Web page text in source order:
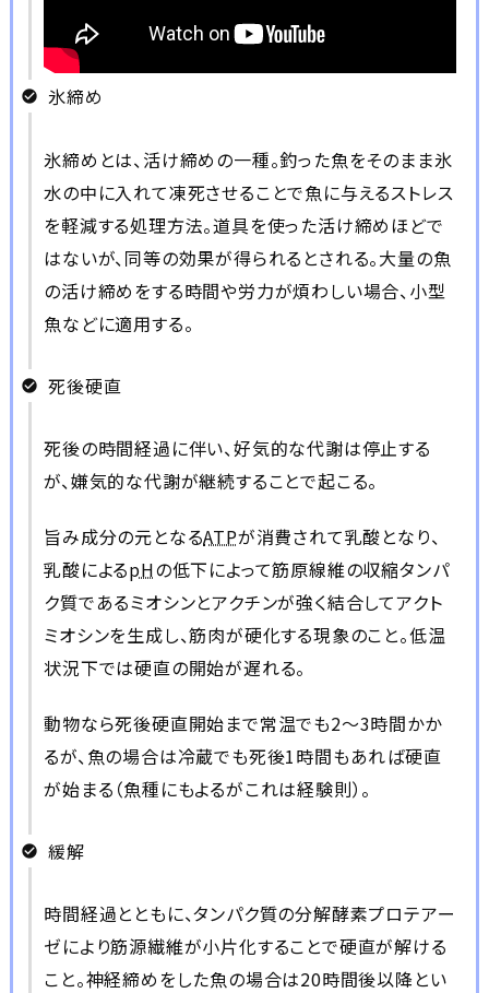
氷締め
氷締めとは、活け締めの一種。釣った魚をそのまま氷
水の中に入れて凍死させることで魚に与えるストレス
を軽減する処理方法。道具を使った活け締めほどで
はないが、同等の効果が得られるとされる。大量の魚
の活け締めをする時間や労力が煩わしい場合、小型
魚などに適用する。
死後硬直
死後の時間経過に伴い、好気的な代謝は停止する
が、嫌気的な代謝が継続することで起こる。
旨み成分の元となるATPが消費されて乳酸となり、
乳酸によるpHの低下によって筋原線維の収縮タンパ
ク質であるミオシンとアクチンが強く結合してアクト
ミオシンを生成し、筋肉が硬化する現象のこと。低温
状況下では硬直の開始が遅れる。
動物なら死後硬直開始まで常温でも2～3時間かか
るが、魚の場合は冷蔵でも死後1時間もあれば硬直
が始まる（魚種にもよるがこれは経験則）。
緩解
時間経過とともに、タンパク質の分解酵素プロテアー
ゼにより筋源繊維が小片化することで硬直が解ける
こと。神経締めをした魚の場合は20時間後以降とい